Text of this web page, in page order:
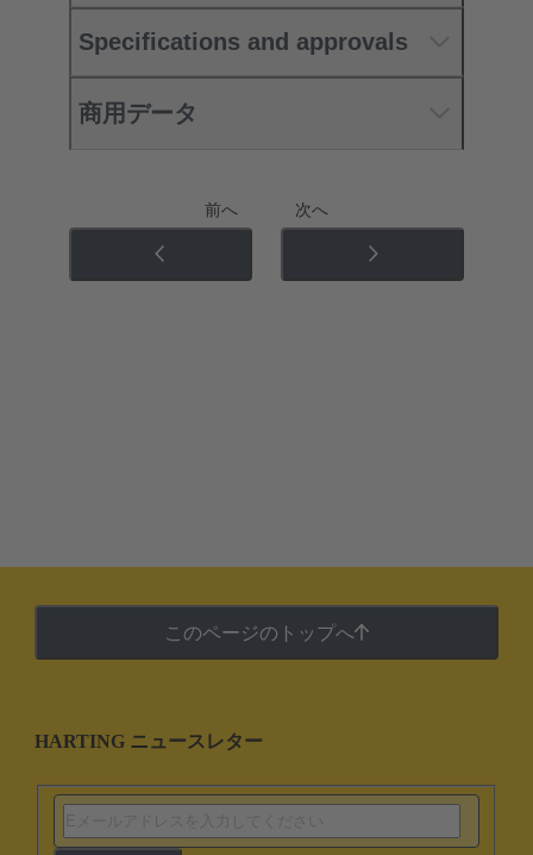
Specifications and approvals
商用データ
前へ 次へ
このページのトップへ
HARTING ニュースレター